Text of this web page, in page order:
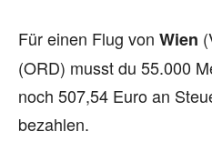
Für einen Flug von Wien
(ORD) musst du 55.000
noch 507,54 Euro an
bezahlen.